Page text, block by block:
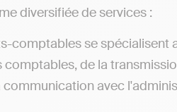
diversifiée de services :
comptables se spécialisent
de la
avec